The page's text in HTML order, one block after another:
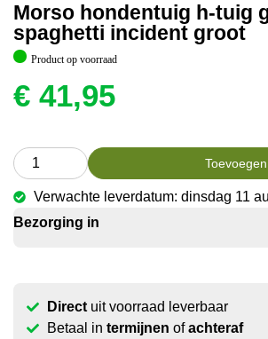
Morso hondentuig h-tuig
spaghetti incident groot
Product op voorraad
€ 41,95
Toevoegen
Verwachte leverdatum: dinsdag 11
Bezorging in
Directuit voorraad leverbaar
Betaal in termijnen ofachteraf